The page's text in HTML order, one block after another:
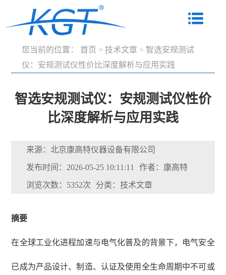
您当前的位置： 首页 > 技术文章 > 智选安规测试
仪：安规测试仪性价比深度解析与应用实践
智选安规测试仪：安规测试仪性价
比深度解析与应用实践
来源：北京康高特仪器设备有限公司
发布时间：2026-05-25 10:11:11 作者：康高特
浏览次数：5352次 分类：技术文章
摘要
在全球工业化进程加速与电气化普及的背景下，电气安全
已成为产品设计、制造、认证及使用全生命周期中不可或